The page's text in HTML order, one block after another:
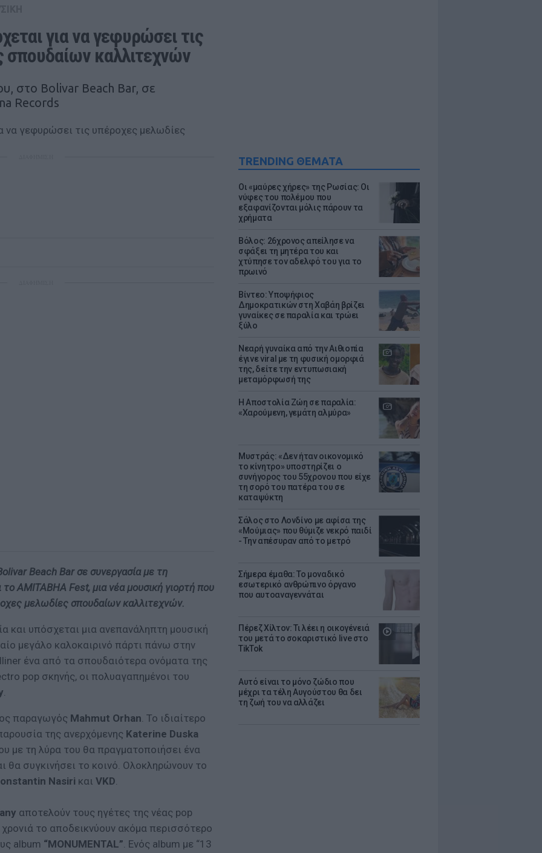
TRENDING ΘΕΜΑΤΑ
Οι «μαύρες χήρες» της Ρωσίας: Οι
νύφες του πολέμου που
εξαφανίζονται μόλις πάρουν τα
χρήματα
Βόλος: 26χρονος απείλησε να
σφάξει τη μητέρα του και
χτύπησε τον αδελφό του για το
πρωινό
Βίντεο: Υποψήφιος
Δημοκρατικών στη Χαβάη βρίζει
γυναίκες σε παραλία και τρώει
ξύλο
Νεαρή γυναίκα από την Αιθιοπία
έγινε viral με τη φυσική ομορφιά
της, δείτε την εντυπωσιακή
μεταμόρφωσή της
Η Αποστολία Ζώη σε παραλία:
«Χαρούμενη, γεμάτη αλμύρα»
Μυστράς: «Δεν ήταν οικονομικό
το κίνητρο» υποστηρίζει ο
συνήγορος του 55χρονου που είχε
τη σορό του πατέρα του σε
καταψύκτη
Σάλος στο Λονδίνο με αφίσα της
«Μούμιας» που θύμιζε νεκρό παιδί
- Την απέσυραν από το μετρό
Σήμερα έμαθα: Το μοναδικό
εσωτερικό ανθρώπινο όργανο
που αυτοαναγεννάται
Πέρεζ Χίλτον: Τι λέει η οικογένειά
του μετά το σοκαριστικό live στο
TikTok
Αυτό είναι το μόνο ζώδιο που
μέχρι τα τέλη Αυγούστου θα δει
τη ζωή του να αλλάζει
για να γεφυρώσει τις
σπουδαίων καλλιτεχνών
στo Bolivar Beach Bar, σε
Records
Beach Bar σε συνεργασία με τη
AMITABHA Fest, μια νέα μουσική γιορτή που
μελωδίες σπουδαίων καλλιτεχνών.
και υπόσχεται μια ανεπανάληπτη μουσική
μεγάλο καλοκαιρινό πάρτι πάνω στην
ένα από τα σπουδαιότερα ονόματα της
pop σκηνής, οι πολυαγαπημένοι του
.
παραγωγός Mahmut Orhan. Το ιδιαίτερο
της ανερχόμενης Katerine Duska
με τη λύρα του θα πραγματοποιήσει ένα
θα συγκινήσει το κοινό. Ολοκληρώνουν το
Nasiri και VKD.
αποτελούν τους ηγέτες της νέας pop
το αποδεικνύουν ακόμα περισσότερο
album “MONUMENTAL”. Ενός album με “13